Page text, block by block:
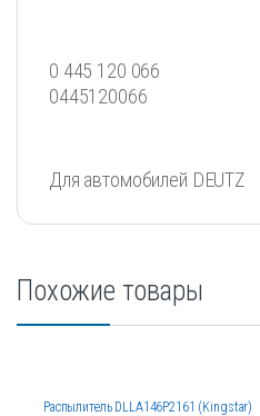
0 445 120 066
0445120066
Для автомобилей DEUTZ
Похожие товары
Распылитель DLLA146P2161 (Kingstar)